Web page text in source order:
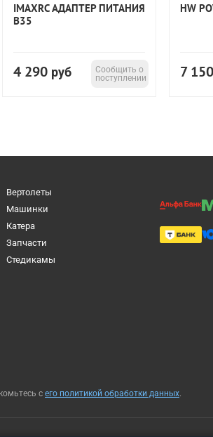
IMAXRC АДАПТЕР ПИТАНИЯ
B35
4 290 руб
Сообщить о
поступлении
HW
7 150
Вертолеты
Машинки
Катера
Запчасти
Cтедикамы
с его политикой обработки данных.